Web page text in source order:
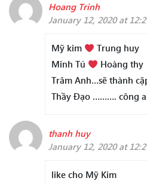
Hoang Trinh
January 12, 2020 at
Mỹ kim
Trung huy
Minh Tú
Hoàng thy
Trâm Anh…sẽ thành
Thầy Đạo ………. công
thanh huy
January 12, 2020 at
like cho Mỹ Kim